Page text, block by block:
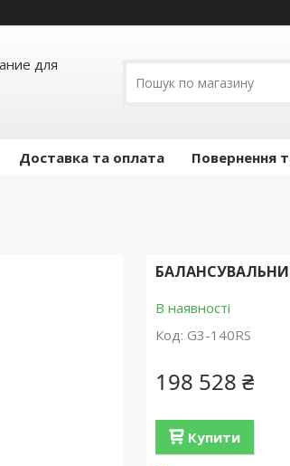
для
Доставка та оплата Повернення
БАЛАНСУВАЛЬНИЙ
В наявності
Код: G3-140RS
198 528 ₴
Купити